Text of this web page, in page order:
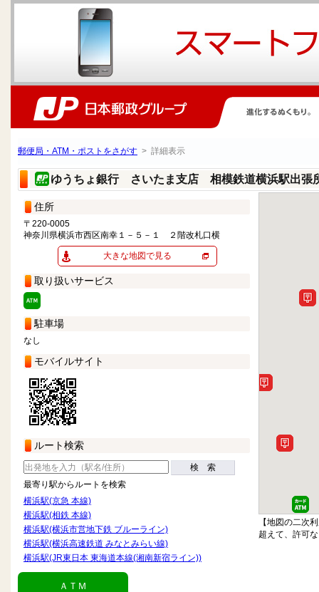
郵便局・ATM・ポストをさがす > 詳細表示
ゆうちょ銀行 さいたま支店 相模鉄道横浜駅出張
住所
〒220-0005
神奈川県横浜市西区南幸１－５－１ ２階改札口横
大きな地図で見る
取り扱いサービス
駐車場
なし
モバイルサイト
ルート検索
検 索
最寄り駅からルートを検索
横浜駅(京急 本線)
横浜駅(相鉄 本線)
横浜駅(横浜市営地下鉄 ブルーライン)
横浜駅(横浜高速鉄道 みなとみらい線)
横浜駅(JR東日本 東海道本線(湘南新宿ライン))
【地図の二次
超えて、許可
ＡＴＭ